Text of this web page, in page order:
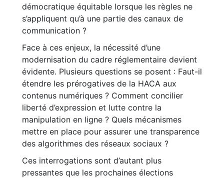
démocratique équitable lorsque les règles ne
s’appliquent qu’à une partie des canaux de
communication ?
Face à ces enjeux, la nécessité d’une
modernisation du cadre réglementaire devient
évidente. Plusieurs questions se posent : Faut-il
étendre les prérogatives de la HACA aux
contenus numériques ? Comment concilier
liberté d’expression et lutte contre la
manipulation en ligne ? Quels mécanismes
mettre en place pour assurer une transparence
des algorithmes des réseaux sociaux ?
Ces interrogations sont d’autant plus
pressantes que les prochaines élections